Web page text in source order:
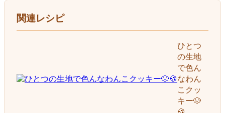
関連レシピ
ひとつ
の生地
で色ん
なわん
こクッ
キー🐶